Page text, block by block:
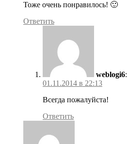
Тоже очень понравилось! 🙂
Ответить
weblogi6:
01.11.2014 в 22:13
Всегда пожалуйста!
Ответить